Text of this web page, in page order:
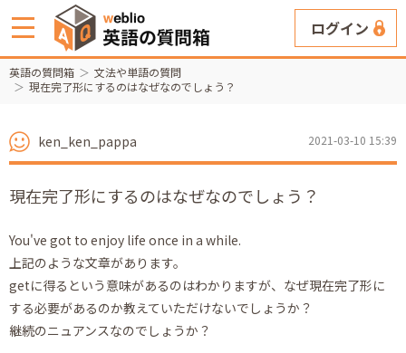
ログイン
英語の質問箱
文法や単語の質問
現在完了形にするのはなぜなのでしょう？
ken_ken_pappa 2021-03-10 15:39
現在完了形にするのはなぜなのでしょう？
You've got to enjoy life once in a while.
上記のような文章があります。
getに得るという意味があるのはわかりますが、なぜ現在完了形に
する必要があるのか教えていただけないでしょうか？
継続のニュアンスなのでしょうか？